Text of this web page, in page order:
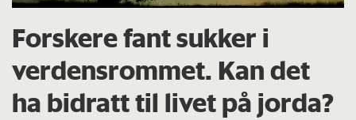
Forskere fant sukker i
verdensrommet. Kan det
ha bidratt til livet på jorda?